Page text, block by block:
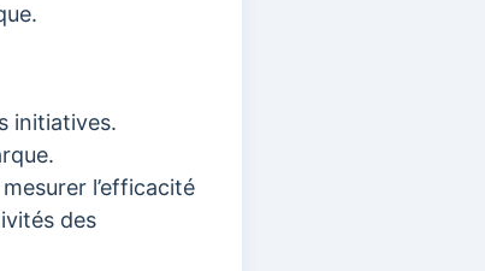
initiatives.
l’efficacité
des